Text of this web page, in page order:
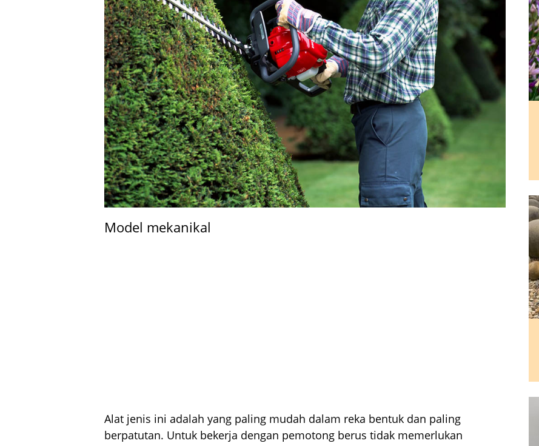
Model mekanikal
Alat jenis ini adalah yang paling mudah dalam reka bentuk dan paling
berpatutan. Untuk bekerja dengan pemotong berus tidak memerlukan